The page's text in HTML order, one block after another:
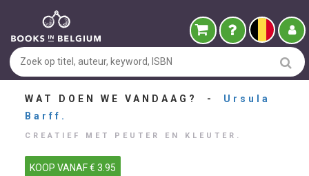
WAT DOEN WE VANDAAG? - Ursula
Barff.
CREATIEF MET PEUTER EN KLEUTER.
KOOP VANAF € 3.95